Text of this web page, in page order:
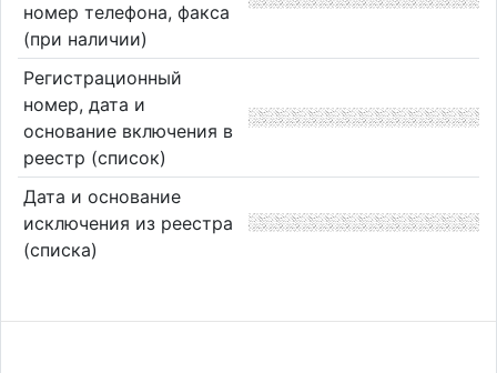
номер телефона, факса
(при наличии)
Регистрационный
номер, дата и
основание включения в
реестр (список)
Дата и основание
исключения из реестра
(списка)